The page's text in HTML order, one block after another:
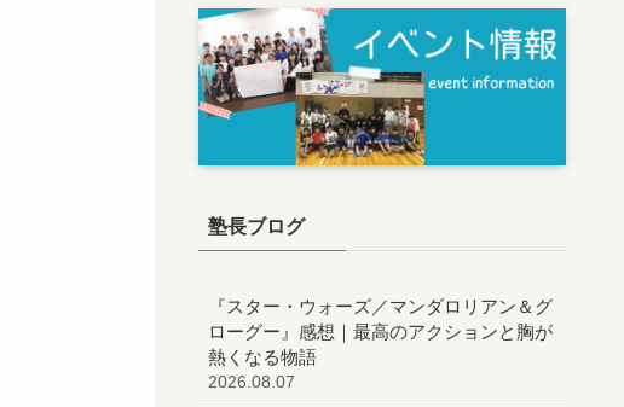
塾長ブログ
『スター・ウォーズ／マンダロリアン＆グ
ローグー』感想｜最高のアクションと胸が
熱くなる物語
2026.08.07